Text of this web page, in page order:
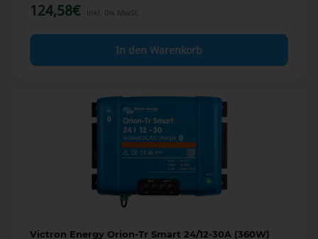
124,58€ inkl. 0% MwSt.
In den Warenkorb
Victron Energy Orion-Tr Smart 24/12-30A (360W)